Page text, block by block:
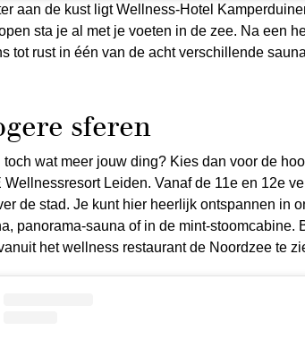
aan de kust ligt Wellness-Hotel
sta je al met je voeten in de zee. Na een
tot rust in één van de acht verschillende
sferen
toch wat meer jouw ding? Kies dan voor de
Wellnessresort Leiden. Vanaf de 11e en 12e
de stad. Je kunt hier heerlijk ontspannen in
panorama-sauna of in de mint-
het wellness restaurant de Noordzee te